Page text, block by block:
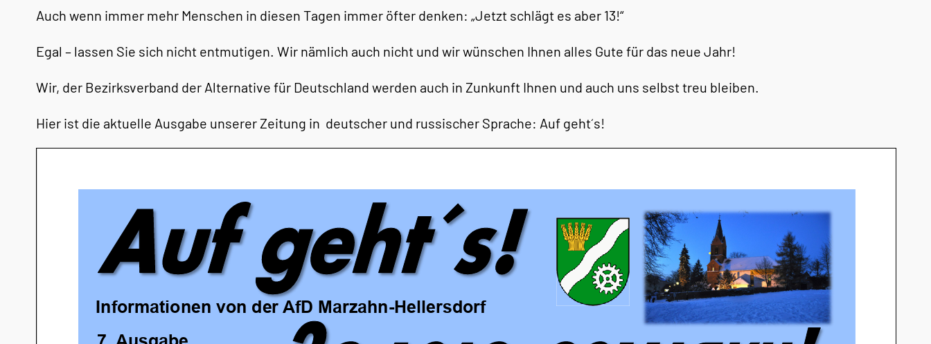
Auch wenn immer mehr Menschen in diesen Tagen immer öfter denken: „Jetzt schlägt es aber 13!“
Egal – lassen Sie sich nicht entmutigen. Wir nämlich auch nicht und wir wünschen Ihnen alles Gute für das neue Jahr!
Wir, der Bezirksverband der Alternative für Deutschland werden auch in Zunkunft Ihnen und auch uns selbst treu bleiben.
Hier ist die aktuelle Ausgabe unserer Zeitung in deutscher und russischer Sprache: Auf geht´s!